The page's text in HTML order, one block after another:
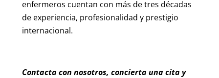
enfermeros cuentan con más de tres décadas
de experiencia, profesionalidad y prestigio
internacional.
Contacta con nosotros, concierta una cita y